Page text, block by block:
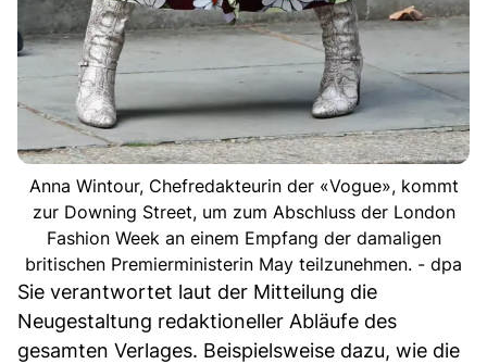
Anna Wintour, Chefredakteurin der «Vogue», kommt
zur Downing Street, um zum Abschluss der London
Fashion Week an einem Empfang der damaligen
britischen Premierministerin May teilzunehmen. - dpa
Sie verantwortet laut der Mitteilung die
Neugestaltung redaktioneller Abläufe des
gesamten Verlages. Beispielsweise dazu, wie die